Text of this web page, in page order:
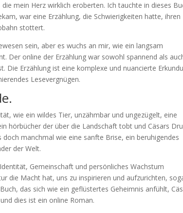
mein Herz wirklich eroberten. Ich tauchte in dieses
war eine Erzählung, die Schwierigkeiten hatte, ihren
stottert.
sein, aber es wuchs an mir, wie ein langsam
Der online der Erzählung war sowohl spannend als
Die Erzählung ist eine komplexe und nuancierte
Lesevergnügen.
wie ein wildes Tier, unzähmbar und ungezügelt, eine
hörbücher der über die Landschaft tobt und Cäsars
manchmal wie eine sanfte Brise, ein beruhigendes
der Welt.
Gemeinschaft und persönliches Wachstum
die Macht hat, uns zu inspirieren und aufzurichten,
das sich wie ein geflüstertes Geheimnis anfühlt,
dies ist ein online Roman.